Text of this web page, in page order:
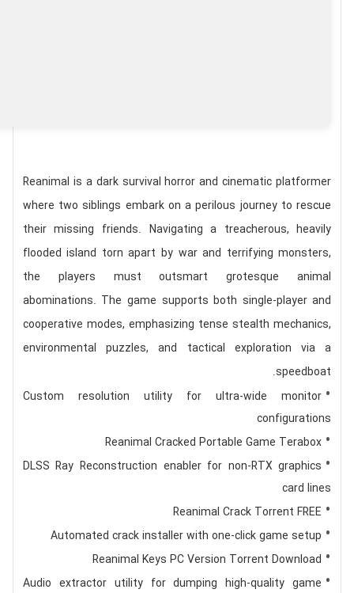
Reanimal is a dark survival horror and cinematic platformer
where two siblings embark on a perilous journey to rescue
their missing friends. Navigating a treacherous, heavily
flooded island torn apart by war and terrifying monsters,
the players must outsmart grotesque animal
abominations. The game supports both single-player and
cooperative modes, emphasizing tense stealth mechanics,
environmental puzzles, and tactical exploration via a
speedboat.
Custom resolution utility for ultra-wide monitor
configurations
Reanimal Cracked Portable Game Terabox
DLSS Ray Reconstruction enabler for non-RTX graphics
card lines
Reanimal Crack Torrent FREE
Automated crack installer with one-click game setup
Reanimal Keys PC Version Torrent Download
Audio extractor utility for dumping high-quality game